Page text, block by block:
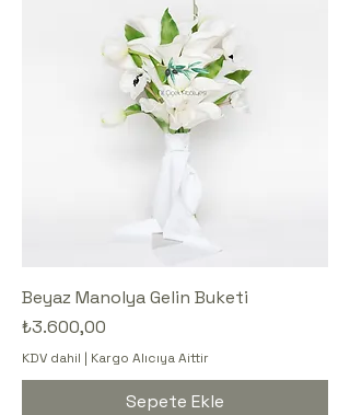
Beyaz Manolya Gelin Buketi
Fiyat
₺3.600,00
KDV dahil | Kargo Alıcıya Aittir
Sepete Ekle